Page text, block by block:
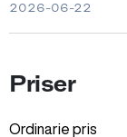
2026-06-22
Priser
Ordinarie pris